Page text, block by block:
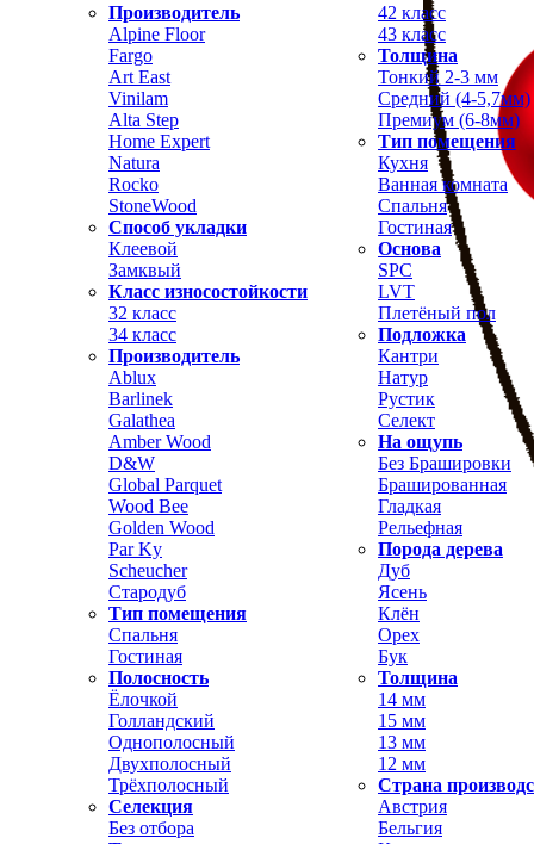
Производитель
Alpine Floor
Fargo
Art East
Vinilam
Alta Step
Home Expert
Natura
Rocko
StoneWood
Способ укладки
Клеевой
Замквый
Класс износостойкости
32 класс
34 класс
42 класс
43 класс
Толщина
Тонкий 2-3 мм
Средний (4-5,7мм)
Премиум (6-8мм)
Тип помещения
Кухня
Ванная комната
Спальня
Гостиная
Основа
SPC
LVT
Плетёный пол
Подложка
Производитель
Ablux
Barlinek
Galathea
Amber Wood
D&W
Global Parquet
Wood Bee
Golden Wood
Par Ky
Scheucher
Стародуб
Тип помещения
Спальня
Гостиная
Полосность
Ёлочкой
Голландский
Однополосный
Двухполосный
Трёхполосный
Селекция
Без отбора
Кантри
Натур
Рустик
Селект
На ощупь
Без Брашировки
Брашированная
Гладкая
Рельефная
Порода дерева
Дуб
Ясень
Клён
Орех
Бук
Толщина
14 мм
15 мм
13 мм
12 мм
Страна
Австрия
Бельгия